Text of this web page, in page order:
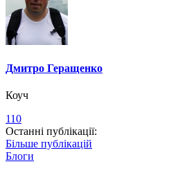
Дмитро Геращенко
Коуч
110
Останні публікації:
Більше публікацій
Блоги